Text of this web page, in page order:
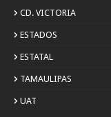
CD. VICTORIA
ESTADOS
ESTATAL
TAMAULIPAS
UAT